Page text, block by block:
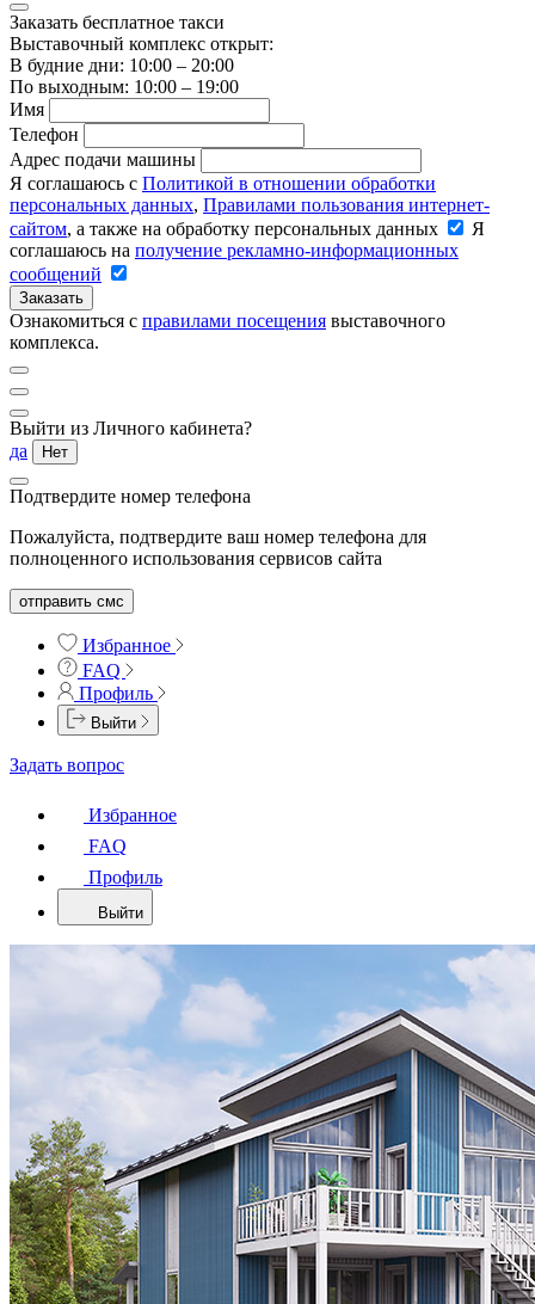
Заказать бесплатное такси
Выставочный комплекс открыт:
В будние дни: 10:00 – 20:00
По выходным: 10:00 – 19:00
Имя
Телефон
Адрес подачи машины
Я соглашаюсь с Политикой в отношении обработки
персональных данных, Правилами пользования интернет-
сайтом, а также на обработку персональных данных
Я
соглашаюсь на получение рекламно-информационных
сообщений
Заказать
Ознакомиться с правилами посещения выставочного
комплекса.
Выйти из Личного кабинета?
да
Нет
Подтвердите номер телефона
Пожалуйста, подтвердите ваш номер телефона для
полноценного использования сервисов сайта
отправить смс
Избранное
FAQ
Профиль
Выйти
Задать вопрос
Избранное
FAQ
Профиль
Выйти